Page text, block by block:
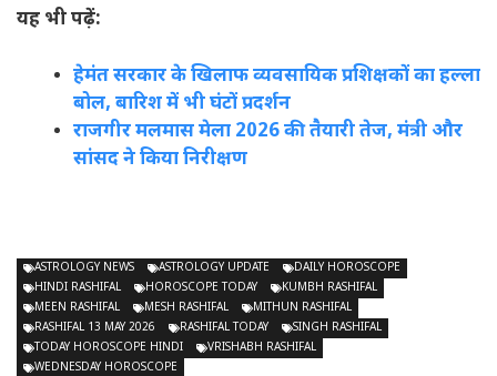
यह भी पढ़ें:
हेमंत सरकार के खिलाफ व्यवसायिक प्रशिक्षकों का हल्ला
बोल, बारिश में भी घंटों प्रदर्शन
राजगीर मलमास मेला 2026 की तैयारी तेज, मंत्री और
सांसद ने किया निरीक्षण
ASTROLOGY NEWS ASTROLOGY UPDATE
DAILY HOROSCOPE
HINDI RASHIFAL
HOROSCOPE TODAY
KUMBH RASHIFAL
MEEN RASHIFAL
MESH RASHIFAL
MITHUN RASHIFAL
RASHIFAL 13 MAY 2026
RASHIFAL TODAY
SINGH RASHIFAL
TODAY HOROSCOPE HINDI
VRISHABH RASHIFAL
WEDNESDAY HOROSCOPE